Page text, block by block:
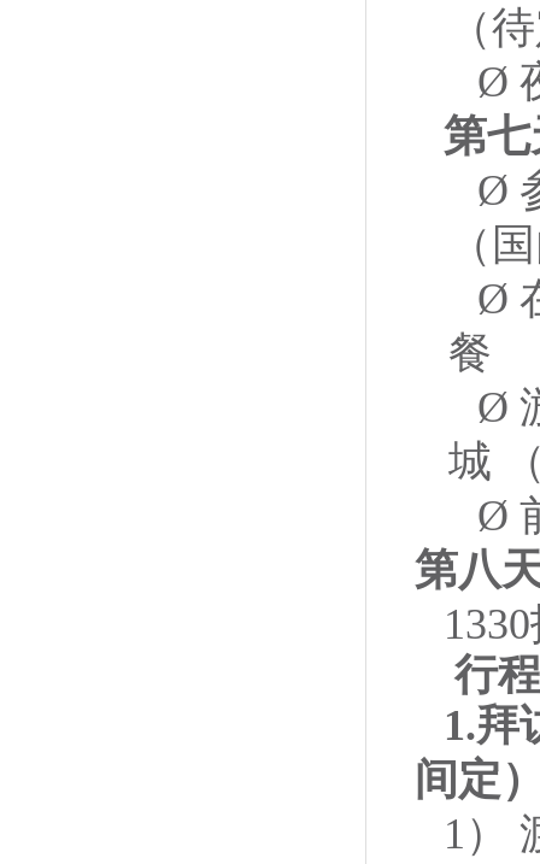
（
Ø
第七
Ø
（
Ø
餐
Ø
城
Ø
第八
行
1.拜
间定
1）